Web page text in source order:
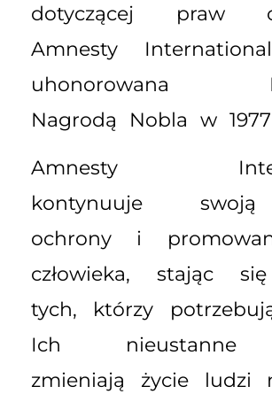
dotyczącej praw
Amnesty
uhonorowana
Nagrodą Nobla w
Amnesty
kontynuuje
ochrony i
człowieka, stając
tych, którzy
Ich nieustanne
zmieniają życie ludzi